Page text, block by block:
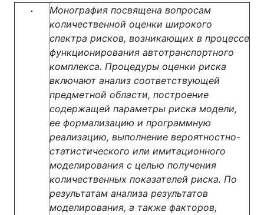
Монография посвящена вопросам
количественной оценки широкого
спектра рисков, возникающих в процессе
функционирования автотранспортного
комплекса. Процедуры оценки риска
включают анализ соответствующей
предметной области, построение
содержащей параметры риска модели,
ее формализацию и программную
реализацию, выполнение вероятностно-
статистического или имитационного
моделирования с целью получения
количественных показателей риска. По
результатам анализа результатов
моделирования, а также факторов,